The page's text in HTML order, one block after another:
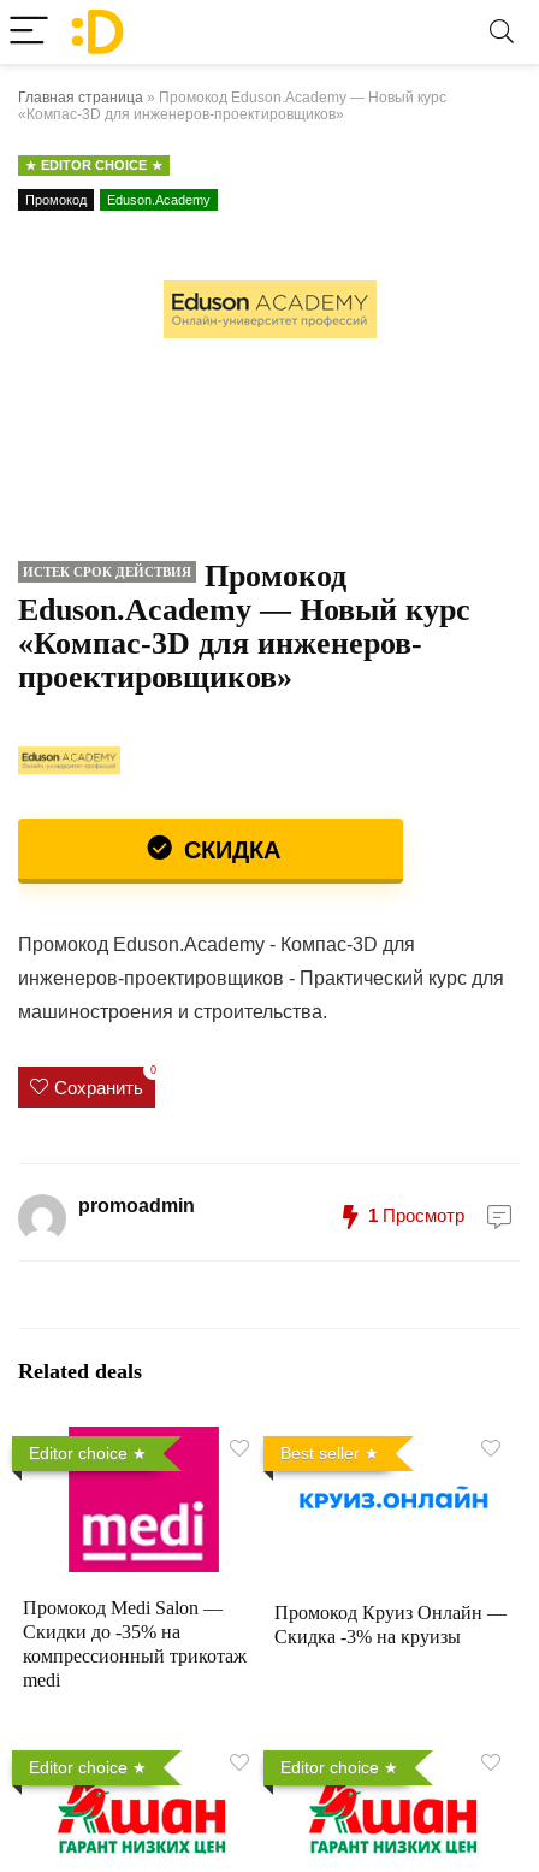
Главная страница » Промокод Eduson.Academy — Новый курс
«Компас-3D для инженеров-проектировщиков»
EDITOR CHOICE
Промокод Eduson.Academy
ИСТЕК СРОК ДЕЙСТВИЯ
Промокод
Eduson.Academy — Новый курс
«Компас-3D для инженеров-
проектировщиков»
СКИДКА
Промокод Eduson.Academy - Компас-3D для
инженеров-проектировщиков - Практический курс для
машиностроения и строительства.
Сохранить
0
promoadmin 1 Просмотр
Related deals
Editor choice
Промокод Medi Salon —
Скидки до -35% на
компрессионный трикотаж
medi
Best seller
Промокод Круиз Онлайн —
Скидка -3% на круизы
Editor choice Editor choice